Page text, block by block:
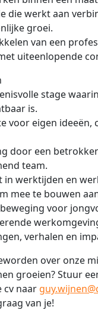
die werkt aan
groei.
van een
uiteenlopende
stage
is.
voor eigen ideeën,
door een
team.
in werktijden en
mee te bouwen
voor
verhalen en
over onze
groeien? Stuur
cv naar
van je!